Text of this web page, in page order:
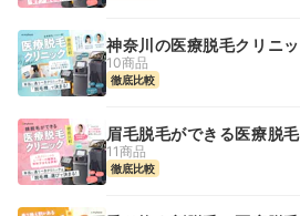
神奈川の医療脱毛クリニ
10商品
徹底比較
眉毛脱毛ができる医療脱
11商品
徹底比較